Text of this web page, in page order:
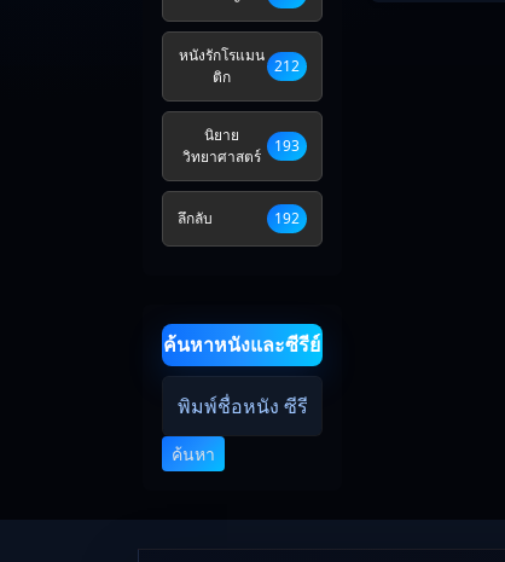
หนังรักโรแมน
ติก
212
นิยาย
วิทยาศาสตร์
193
ลึกลับ 192
ค้นหาหนังและซีรีย์
ค้นหา